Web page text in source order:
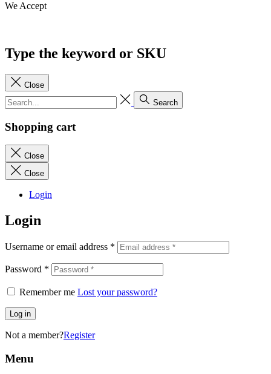
We Accept
Type the keyword or SKU
Close
Search
Shopping cart
Close
Close
Login
Login
Username or email address *
Password *
Remember me Lost your password?
Log in
Not a member?Register
Menu